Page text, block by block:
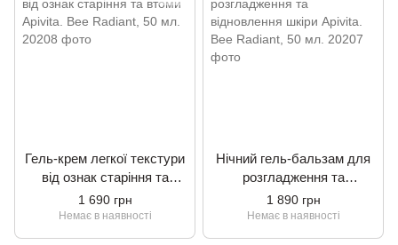
Гель-крем легкої текстури
від ознак старіння та
втоми Apivita. Bee Radiant,
50 мл.
1 690 грн
Немає в наявності
Нічний гель-бальзам для
розгладження та
відновлення шкіри Apivita.
Bee Radiant, 50 мл.
1 890 грн
Немає в наявності